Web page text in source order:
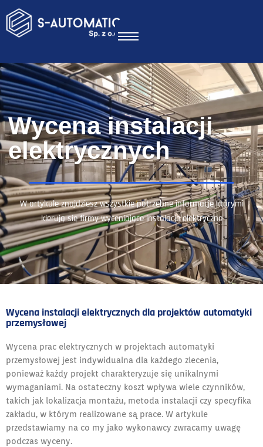
Wycena instalacji
elektrycznych
W artykule znajdziesz wszystkie potrzebne informacje którymi
kierują się firmy wyceniające instalacje elektryczne
Wycena instalacji elektrycznych dla projektów automatyki
przemysłowej
Wycena prac elektrycznych w projektach automatyki
przemysłowej jest indywidualna dla każdego zlecenia,
ponieważ każdy projekt charakteryzuje się unikalnymi
wymaganiami. Na ostateczny koszt wpływa wiele czynników,
takich jak lokalizacja montażu, metoda instalacji czy specyfika
zakładu, w którym realizowane są prace. W artykule
przedstawiamy na co my jako wykonawcy zwracamy uwagę
podczas wyceny.